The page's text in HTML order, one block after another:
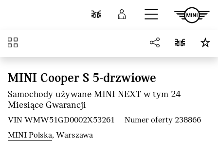
Przejdź do głównej treści
Porównaj Zaloguj się
Przegląd
MINI Cooper S 5-drzwiowe
Samochody używane MINI NEXT w tym 24
Miesiące Gwarancji
VIN WMW51GD0002X53261
Numer oferty 238866
MINI Polska, Warszawa